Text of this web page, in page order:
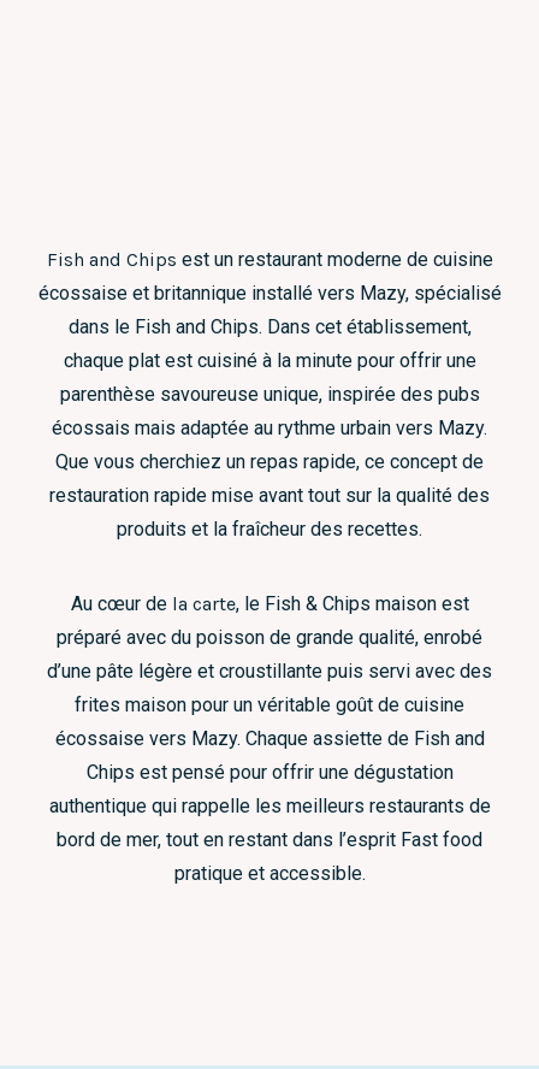
Fish and Chips est un restaurant moderne de cuisine
écossaise et britannique installé vers Mazy, spécialisé
dans le Fish and Chips. Dans cet établissement,
chaque plat est cuisiné à la minute pour offrir une
parenthèse savoureuse unique, inspirée des pubs
écossais mais adaptée au rythme urbain vers Mazy.
Que vous cherchiez un repas rapide, ce concept de
restauration rapide mise avant tout sur la qualité des
produits et la fraîcheur des recettes.
Au cœur de la carte, le Fish & Chips maison est
préparé avec du poisson de grande qualité, enrobé
d’une pâte légère et croustillante puis servi avec des
frites maison pour un véritable goût de cuisine
écossaise vers Mazy. Chaque assiette de Fish and
Chips est pensé pour offrir une dégustation
authentique qui rappelle les meilleurs restaurants de
bord de mer, tout en restant dans l’esprit Fast food
pratique et accessible.